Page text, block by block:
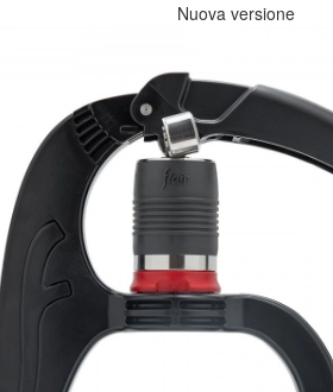
Nuova versione